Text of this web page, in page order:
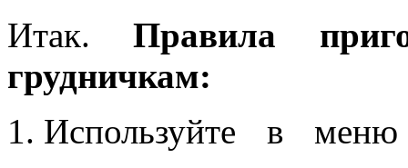
Итак.Правила
грудничкам:
Используйте в меню